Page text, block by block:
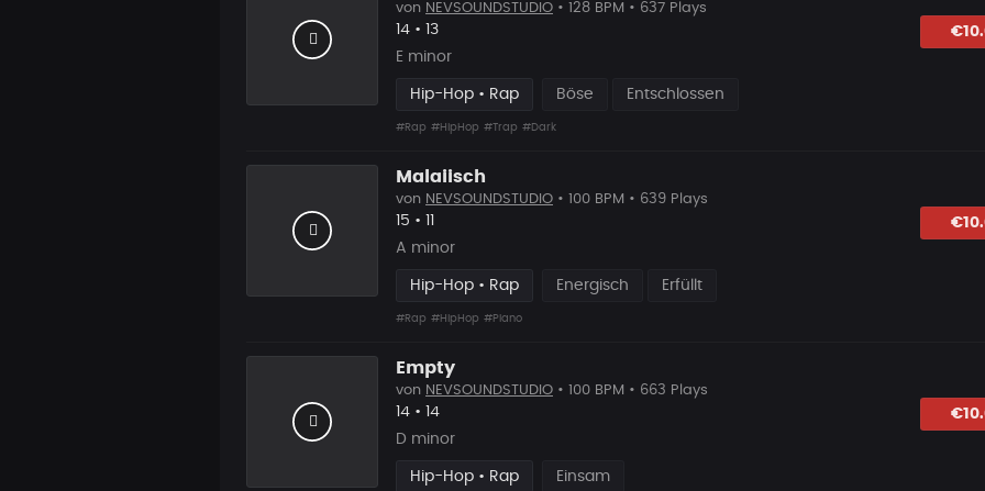
von NEVSOUNDSTUDIO • 128 BPM • 637 Plays
Likes
14 • Vorgeschlagen
13
E minor
Hip-Hop • Rap Böse Entschlossen
#Rap #HipHop #Trap #Dark
Malaiisch
von NEVSOUNDSTUDIO • 100 BPM • 639 Plays
Likes
15 • Vorgeschlagen
A minor
Hip-Hop • Rap Energisch Erfüllt
#Rap #HipHop #Piano
Empty
von NEVSOUNDSTUDIO • 100 BPM • 663 Plays
Likes
14 • Vorgeschlagen
14
D minor
Hip-Hop • Rap Einsam